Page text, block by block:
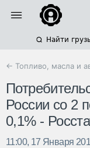
Найти
← Топливо, масла и
России со 2
0,1% -
11:00, 17 Января